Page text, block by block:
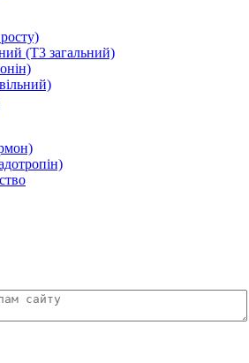
(Т3 загальний)